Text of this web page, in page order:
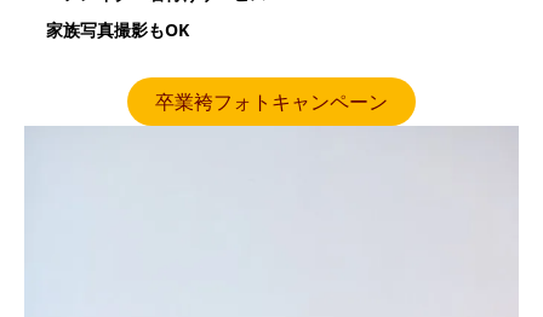
家族写真撮影もOK
卒業袴フォトキャンペーン